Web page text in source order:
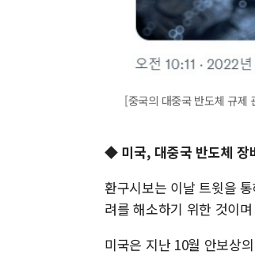
[중국의 대중국 반도체 규
◆ 미국, 대중국 반도체 장
환구시보는 이날 트윗을
려를 해소하기 위한 것이
미국은 지난 10월 안보상